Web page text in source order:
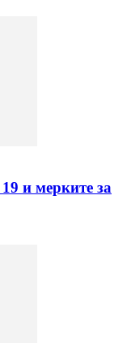
и мерките за